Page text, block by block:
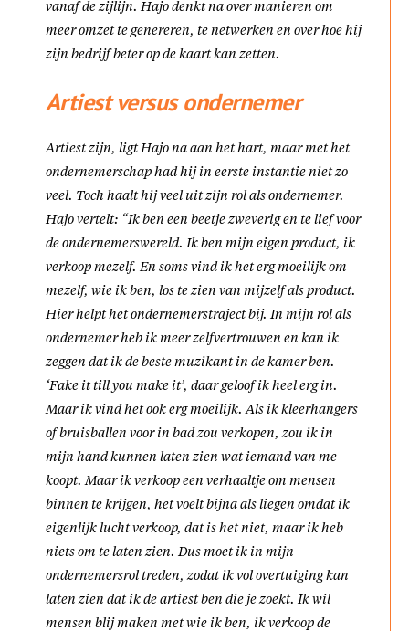
vanaf de zijlijn. Hajo denkt na over manieren om
meer omzet te genereren, te netwerken en over hoe hij
zijn bedrijf beter op de kaart kan zetten.
Artiest versus ondernemer
Artiest zijn, ligt Hajo na aan het hart, maar met het
ondernemerschap had hij in eerste instantie niet zo
veel. Toch haalt hij veel uit zijn rol als ondernemer.
Hajo vertelt: “Ik ben een beetje zweverig en te lief voor
de ondernemerswereld. Ik ben mijn eigen product, ik
verkoop mezelf. En soms vind ik het erg moeilijk om
mezelf, wie ik ben, los te zien van mijzelf als product.
Hier helpt het ondernemerstraject bij. In mijn rol als
ondernemer heb ik meer zelfvertrouwen en kan ik
zeggen dat ik de beste muzikant in de kamer ben.
‘Fake it till you make it’, daar geloof ik heel erg in.
Maar ik vind het ook erg moeilijk. Als ik kleerhangers
of bruisballen voor in bad zou verkopen, zou ik in
mijn hand kunnen laten zien wat iemand van me
koopt. Maar ik verkoop een verhaaltje om mensen
binnen te krijgen, het voelt bijna als liegen omdat ik
eigenlijk lucht verkoop, dat is het niet, maar ik heb
niets om te laten zien. Dus moet ik in mijn
ondernemersrol treden, zodat ik vol overtuiging kan
laten zien dat ik de artiest ben die je zoekt. Ik wil
mensen blij maken met wie ik ben, ik verkoop de